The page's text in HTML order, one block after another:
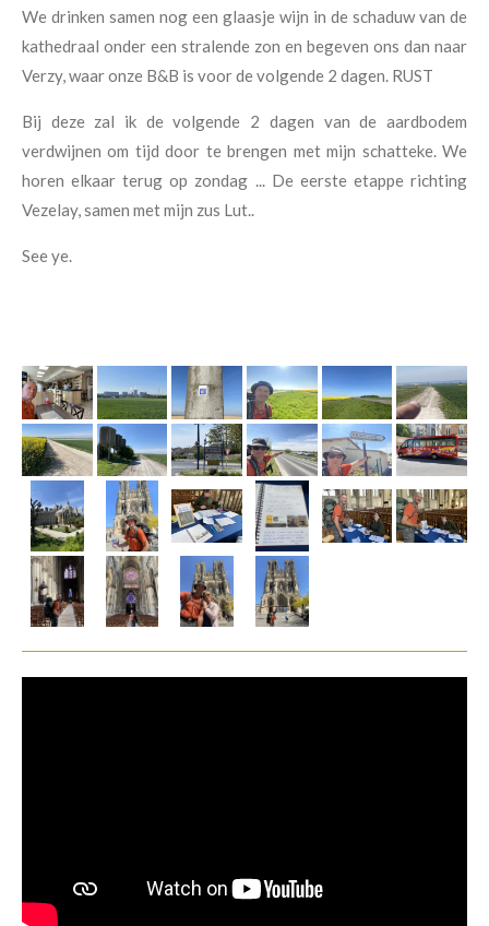
We drinken samen nog een glaasje wijn in de schaduw van de
kathedraal onder een stralende zon en begeven ons dan naar
Verzy, waar onze B&B is voor de volgende 2 dagen. RUST
Bij deze zal ik de volgende 2 dagen van de aardbodem
verdwijnen om tijd door te brengen met mijn schatteke. We
horen elkaar terug op zondag ... De eerste etappe richting
Vezelay, samen met mijn zus Lut..
See ye.